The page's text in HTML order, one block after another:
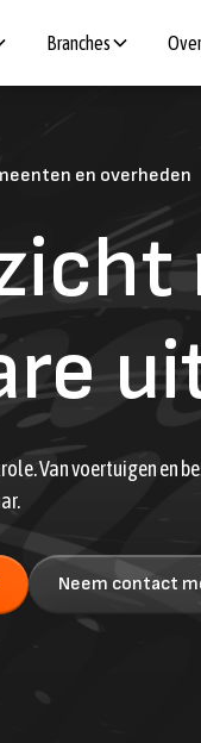
Branches
en overheden
Van voertuigen en
Neem contact